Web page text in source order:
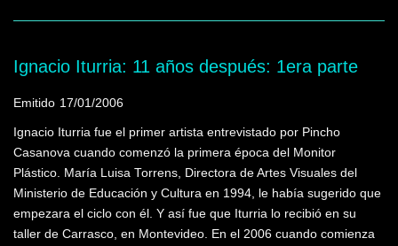
Ignacio Iturria: 11 años después: 1era parte
Emitido 17/01/2006
Ignacio Iturria fue el primer artista entrevistado por Pincho
Casanova cuando comenzó la primera época del Monitor
Plástico. María Luisa Torrens, Directora de Artes Visuales del
Ministerio de Educación y Cultura en 1994, le había sugerido que
empezara el ciclo con él. Y así fue que Iturria lo recibió en su
taller de Carrasco, en Montevideo. En el 2006 cuando comienza